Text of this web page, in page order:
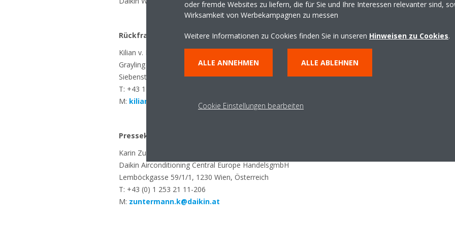
Rückfragehinweis:
Kilian v. Dallwitz
Grayling Austria GmbH
Siebensterngasse 31, 1070 Wien
T: +43 1 524 4300
M: kilian.dallwitz@grayling.com
Pressekontakt:
Karin Zuntermann
Daikin Airconditioning Central Europe HandelsgmbH
Lemböckgasse 59/1/1, 1230 Wien, Österreich
T: +43 (0) 1 253 21 11-206
M: zuntermann.k@daikin.at
oder fremde Websites zu liefern, die für Sie und Ihre Interessen relevanter sind,
Wirksamkeit von Werbekampagnen zu messen
Weitere Informationen zu Cookies finden Sie in unseren Hinweisen zu Cookies.
ALLE ANNEHMEN ALLE ABLEHNEN
Cookie Einstellungen bearbeiten